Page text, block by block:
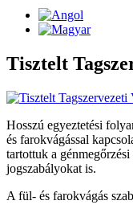
Tisztelt
Hosszú egyeztetési
és farokvágással
tartottuk a
jogszabályokat is.
A fül- és farokvágás